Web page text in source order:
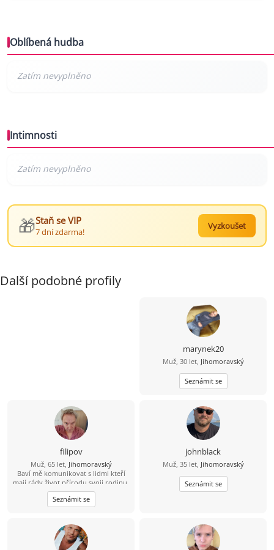
Oblíbená hudba
Intimnosti
🎁Staň se VIP
7 dní zdarma!
Vyzkoušet
Další podobné profily
marynek20
Muž, 30 let, Jihomoravský
Seznámit se
filipov
Muž, 65 let, Jihomoravský
Baví mě komunikovat s lidmi kteří
mají rády život přírodu svoji rodinu.
Mám rád činnost která potěší
pomůže....
Seznámit se
johnblack
Muž, 35 let, Jihomoravský
Seznámit se